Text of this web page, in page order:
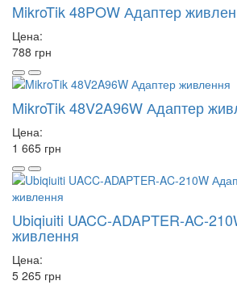
MikroTik 48POW Адаптер
Цена:
788 грн
MikroTik 48V2A96W Адаптер
Цена:
1 665 грн
Ubiqiuiti UACC-ADAPTER-AC-
живлення
Цена:
5 265 грн